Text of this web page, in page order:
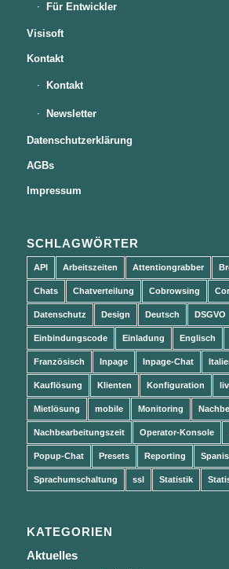
Für Entwickler
Visisoft
Kontakt
Kontakt
Newsletter
Datenschutzerklärung
AGBs
Impressum
SCHLAGWÖRTER
API Arbeitszeiten Attentiongrabber
Chats Chatverteilung Cobrowsing
Datenschutz Design Deutsch DSGVO
Einbindungscode Einladung Englisch
Französisch Inpage Inpage-Chat
Kauflösung Klienten Konfiguration
Mietlösung mobile Monitoring
Nachbearbeitungszeit Operator-Konsole
Popup-Chat Presets Reporting
Sprachumschaltung ssl Statistik
KATEGORIEN
Aktuelles